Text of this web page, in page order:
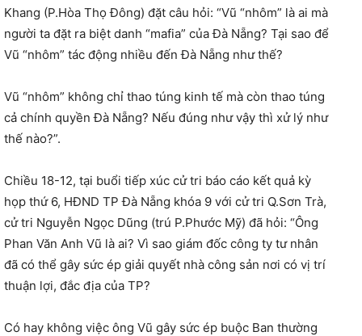
Khang (P.Hòa Thọ Đông) đặt câu hỏi: “Vũ “nhôm” là ai mà
người ta đặt ra biệt danh “mafia” của Đà Nẵng? Tại sao để
Vũ “nhôm” tác động nhiều đến Đà Nẵng như thế?
Vũ “nhôm” không chỉ thao túng kinh tế mà còn thao túng
cả chính quyền Đà Nẵng? Nếu đúng như vậy thì xử lý như
thế nào?”.
Chiều 18-12, tại buổi tiếp xúc cử tri báo cáo kết quả kỳ
họp thứ 6, HĐND TP Đà Nẵng khóa 9 với cử tri Q.Sơn Trà,
cử tri Nguyễn Ngọc Dũng (trú P.Phước Mỹ) đã hỏi: “Ông
Phan Văn Anh Vũ là ai? Vì sao giám đốc công ty tư nhân
đã có thể gây sức ép giải quyết nhà công sản nơi có vị trí
thuận lợi, đắc địa của TP?
Có hay không việc ông Vũ gây sức ép buộc Ban thường